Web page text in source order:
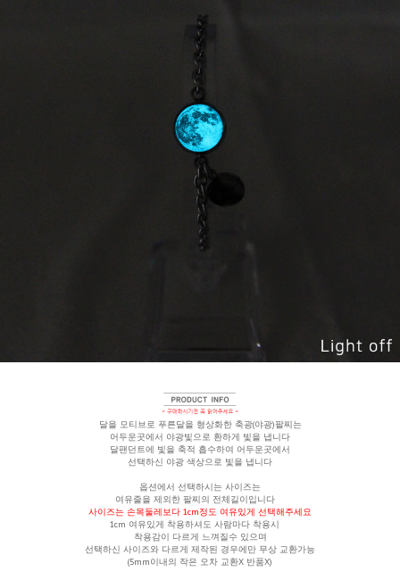
달을 모티브로 푸른달을 형상화한 축광(야광)팔찌는
어두운곳에서 야광빛으로 환하게 빛을 냅니다
달팬던트에 빛을 축적 흡수하여 어두운곳에서
선택하신 야광 색상으로 빛을 냅니다
옵션에서 선택하시는 사이즈는
여유줄을 제외한 팔찌의 전체길이입니다
사이즈는 손목둘레보다 1cm정도 여유있게 선택해주세요
1cm 여유있게 착용하셔도 사람마다 착용시
착용감이 다르게 느껴질수 있으며
선택하신 사이즈와 다르게 제작된 경우에만 무상 교환가능
(5mm이내의 작은 오차 교환X 반품X)